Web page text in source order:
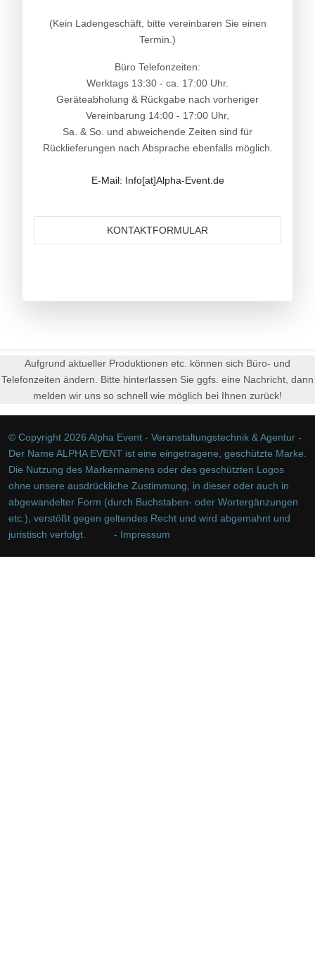
(Kein Ladengeschäft, bitte vereinbaren Sie einen
Termin.)
Büro Telefonzeiten:
Werktags 13:30 - ca. 17:00 Uhr.
Geräteabholung & Rückgabe nach vorheriger
Vereinbarung 14:00 - 17:00 Uhr,
Sa. & So. und abweichende Zeiten sind für
Rücklieferungen nach Absprache ebenfalls möglich.
E-Mail: Info[at]Alpha-Event.de
KONTAKTFORMULAR
Aufgrund aktueller Produktionen etc. können sich Büro- und
Telefonzeiten ändern. Bitte hinterlassen Sie ggfs. eine Nachricht, dann
melden wir uns so schnell wie möglich bei Ihnen zurück!
© Copyright 2026 Alpha Event - Veranstaltungstechnik & Agentur -
Der Name ALPHA EVENT ist eine eingetragene, geschützte Marke.
Die Nutzung des Markennamens oder des geschützten Logos
ohne unsere ausdrückliche Zustimmung, in dieser oder auch in
abgewandelter Form (durch Buchstaben- oder Wortergänzungen
etc.), verstößt gegen geltendes Recht und wird abgemahnt und
juristisch verfolgt.
- Impressum